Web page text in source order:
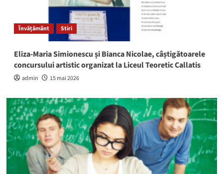
Învățământ Stiri
Eliza-Maria Simionescu și Bianca Nicolae, câștigătoarele
concursului artistic organizat la Liceul Teoretic Callatis
admin 15 mai 2026